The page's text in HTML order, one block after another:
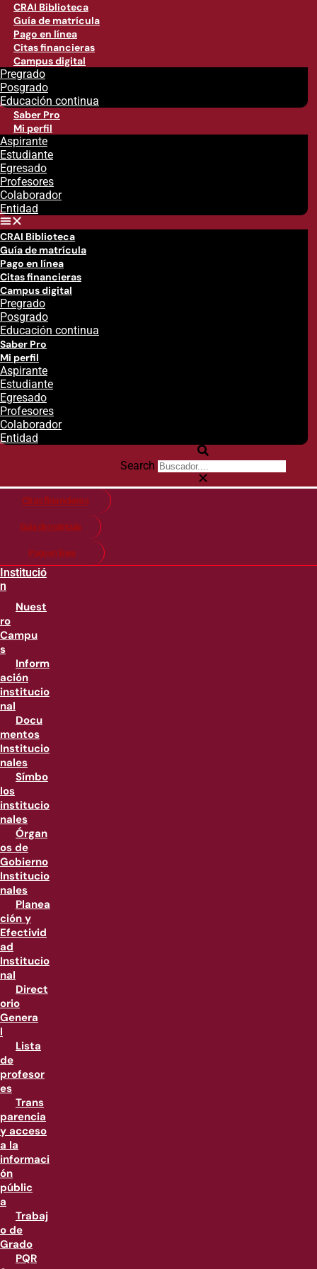
CRAI Biblioteca
Guía de matrícula
Pago en línea
Citas financieras
Campus digital
Pregrado
Posgrado
Educación continua
Saber Pro
Mi perfil
Aspirante
Estudiante
Egresado
Profesores
Colaborador
Entidad
CRAI Biblioteca
Guía de matrícula
Pago en línea
Citas financieras
Campus digital
Pregrado
Posgrado
Educación continua
Saber Pro
Mi perfil
Aspirante
Estudiante
Egresado
Profesores
Colaborador
Entidad
Search
Citas financieras
Guía de matricula
Pago en línea
Institució
n
Nuest
ro
Campu
s
Inform
ación
institucio
nal
Docu
mentos
Institucio
nales
Símbo
los
institucio
nales
Órgan
os de
Gobierno
Institucio
nales
Planea
ción y
Efectivid
ad
Institucio
nal
Direct
orio
Genera
l
Lista
de
profesor
es
Trans
parencia
y acceso
a la
informaci
ón
públic
a
Trabaj
o de
Grado
PQR